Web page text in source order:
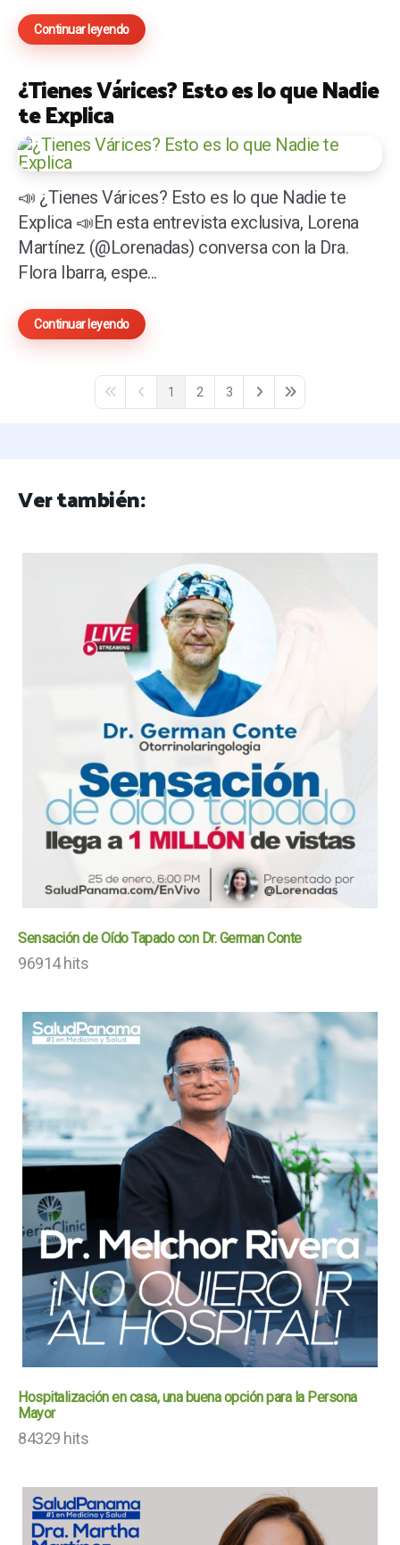
Continuar leyendo
¿Tienes Várices? Esto es lo que Nadie
te Explica
📣 ¿Tienes Várices? Esto es lo que Nadie te
Explica 📣En esta entrevista exclusiva, Lorena
Martínez (@Lorenadas) conversa con la Dra.
Flora Ibarra, espe...
Continuar leyendo
First PagePrevious Page
1 2 3
Next PageLast Page
Ver también:
Sensación de Oído Tapado con Dr. German Conte
96914 hits
Hospitalización en casa, una buena opción para la Persona
Mayor
84329 hits